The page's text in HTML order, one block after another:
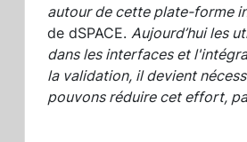
autour de cette plate-forme
de dSPACE. Aujourd’hui les
dans les interfaces et
la validation, il devient
pouvons réduire cet effort,